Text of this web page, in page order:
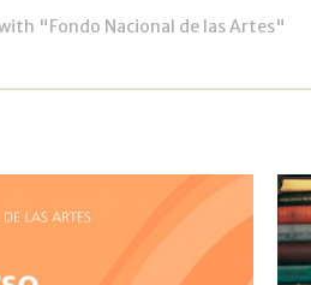
"Fondo Nacional de las Artes"